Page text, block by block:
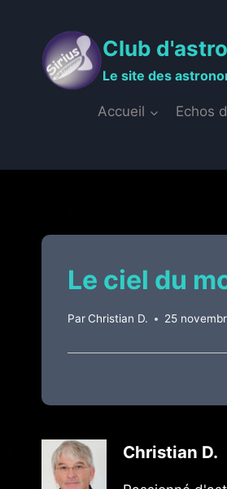
contenu
Club
Le site des
Accueil Echos
Le ciel du
ParChristian D. 25
Christian D.